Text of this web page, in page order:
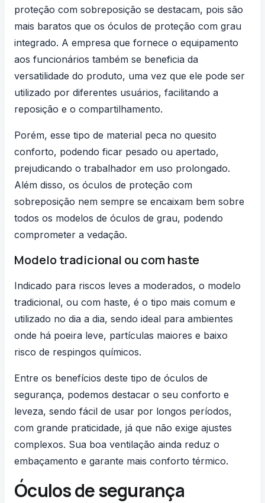
proteção com sobreposição se destacam, pois são
mais baratos que os óculos de proteção com grau
integrado. A empresa que fornece o equipamento
aos funcionários também se beneficia da
versatilidade do produto, uma vez que ele pode ser
utilizado por diferentes usuários, facilitando a
reposição e o compartilhamento.
Porém, esse tipo de material peca no quesito
conforto, podendo ficar pesado ou apertado,
prejudicando o trabalhador em uso prolongado.
Além disso, os óculos de proteção com
sobreposição nem sempre se encaixam bem sobre
todos os modelos de óculos de grau, podendo
comprometer a vedação.
Modelo tradicional ou com haste
Indicado para riscos leves a moderados, o modelo
tradicional, ou com haste, é o tipo mais comum e
utilizado no dia a dia, sendo ideal para ambientes
onde há poeira leve, partículas maiores e baixo
risco de respingos químicos.
Entre os benefícios deste tipo de óculos de
segurança, podemos destacar o seu conforto e
leveza, sendo fácil de usar por longos períodos,
com grande praticidade, já que não exige ajustes
complexos. Sua boa ventilação ainda reduz o
embaçamento e garante mais conforto térmico.
Óculos de segurança